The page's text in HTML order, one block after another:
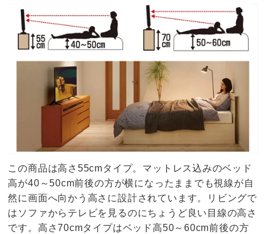
この商品は高さ55cmタイプ。マットレス込みのベッド
高が40～50cm前後の方が横になったままでも視線が自
然に画面へ向かう高さに設計されています。リビングで
はソファからテレビを見るのにちょうど良い目線の高さ
です。高さ70cmタイプはベッド高50～60cm前後の方